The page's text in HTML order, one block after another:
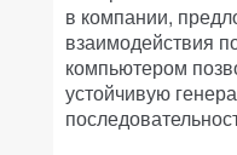
в компании,
взаимодействия
компьютером
устойчивую